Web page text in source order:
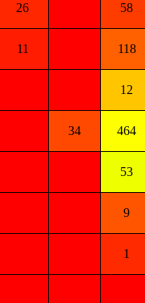
26 58
11 118
12
34 464
53
9
1